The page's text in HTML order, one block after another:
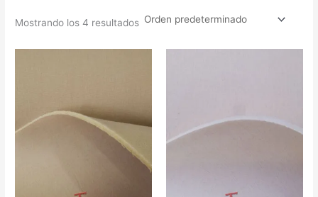
Mostrando los 4 resultados